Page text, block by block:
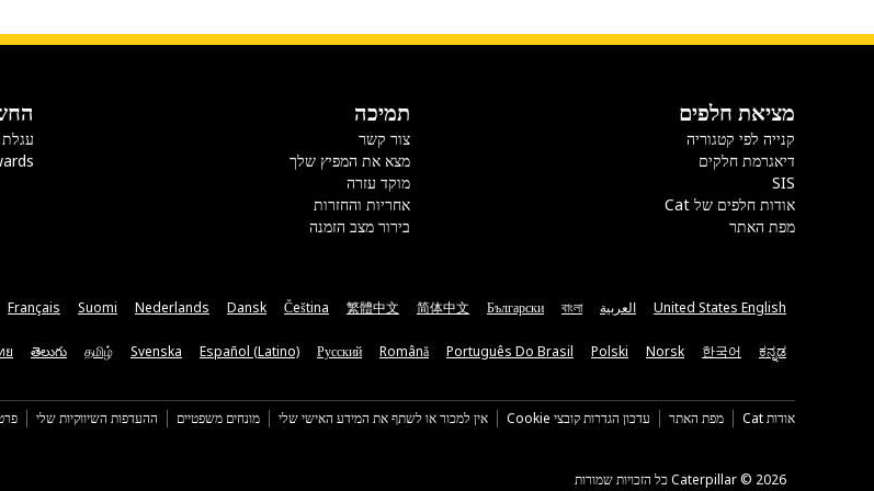
מציאת חלפים
קנייה לפי קטגוריה
דיאגרמת חלקים
SIS
אודות חלפים של Cat
מפת האתר
תמיכה
צור קשר
מצא את המפיץ שלך
מוקד עזרה
אחריות והחזרות
בירור מצב הזמנה
עגלת
United States English العربية বাংলা
Български
简体中文
繁體中文
Čeština
Dansk
Nederlands
Suomi
Français
ಕನ್ನಡ
한국어
Norsk
Polski
Português Do Brasil
Română
Русский
Español (Latino)
Svenska
தமிழ்
తెలుగు
ย
אודות Cat מפת האתר עדכון הגדרות קובצי Cookie אין למכור או לשתף את המידע האישי שלי מונחים משפטיים ההעדפות השיווקיות שלי
Caterpillar ©‎ 2026 כל הזכויות שמורות